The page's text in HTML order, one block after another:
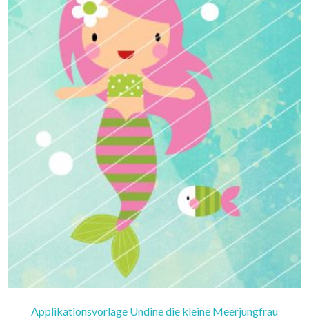
Applikationsvorlage Undine die kleine Meerjungfrau